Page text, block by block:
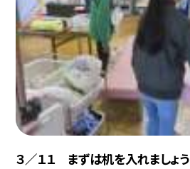
３／１１ まずは机を入れましょう